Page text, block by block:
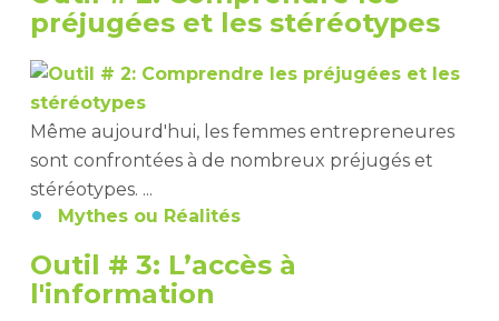
préjugées et les stéréotypes
Même aujourd'hui, les femmes entrepreneures
sont confrontées à de nombreux préjugés et
stéréotypes. ...
Mythes ou Réalités
Outil # 3: L’accès à
l'information